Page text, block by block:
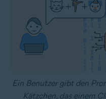
Ein Benutzer gibt den
Kätzchen, das einem